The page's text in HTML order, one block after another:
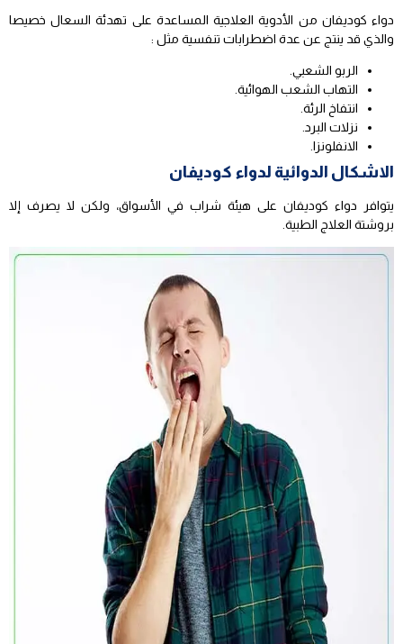
دواء كوديفان من الأدوية العلاجية المساعدة على تهدئة السعال خصيصا
والذي قد ينتج عن عدة اضطرابات تنفسية مثل :
الربو الشعبي.
التهاب الشعب الهوائية.
انتفاخ الرئة.
نزلات البرد.
الانفلونزا.
الاشكال الدوائية لدواء كوديفان
يتوافر دواء كوديفان على هيئة شراب في الأسواق، ولكن لا يصرف إلا
بروشتة العلاج الطبية.